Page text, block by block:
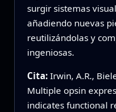
surgir sistemas
añadiendo nuevas
reutilizándolas y
ingeniosas.
Cita: Irwin, A.R.,
Multiple opsin
indicates functional